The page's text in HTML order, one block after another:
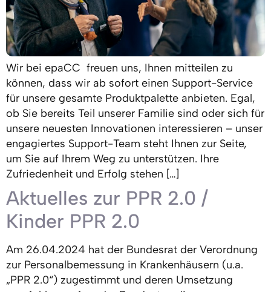
Wir bei epaCC freuen uns, Ihnen mitteilen zu
können, dass wir ab sofort einen Support-Service
für unsere gesamte Produktpalette anbieten. Egal,
ob Sie bereits Teil unserer Familie sind oder sich für
unsere neuesten Innovationen interessieren – unser
engagiertes Support-Team steht Ihnen zur Seite,
um Sie auf Ihrem Weg zu unterstützen. Ihre
Zufriedenheit und Erfolg stehen […]
Aktuelles zur PPR 2.0 /
Kinder PPR 2.0
Am 26.04.2024 hat der Bundesrat der Verordnung
zur Personalbemessung in Krankenhäusern (u.a.
„PPR 2.0“) zugestimmt und deren Umsetzung